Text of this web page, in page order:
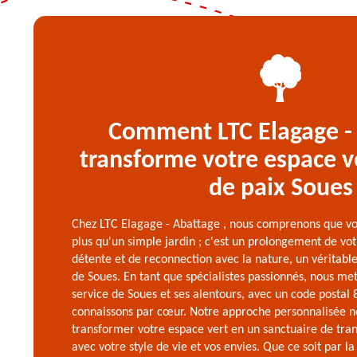
Comment LTC Elagage
transforme votre espace
de paix Soues
Chez LTC Elagage - Abattage , nous comprenons que
plus qu'un simple jardin ; c'est un prolongement de
détente et de reconnection avec la nature, un
de Soues. En tant que spécialistes passionnés, nous
service de Soues et ses alentours, avec un code postal
connaissons par cœur. Notre approche personnalisée
transformer votre espace vert en un sanctuaire de
avec votre style de vie et vos envies. Que ce soit par